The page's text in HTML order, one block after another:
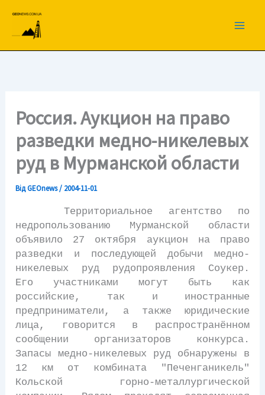
вмісту
Россия. Аукцион на право
разведки медно-никелевых
руд в Мурманской области
ВідGEOnews/ 2004-11-01
Территориальное агентство по
недропользованию Мурманской области
объявило 27 октября аукцион на право
разведки и последующей добычи медно-
никелевых руд рудопроявления Соукер.
Его участниками могут быть как
российские, так и иностранные
предприниматели, а также юридические
лица, говорится в распространённом
сообщении организаторов конкурса.
Запасы медно-никелевых руд обнаружены в
12 км от комбината "Печенганикель"
Кольской горно-металлургической